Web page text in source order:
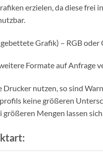
erzielen, da diese
Grafik) – RGB
Formate auf Anfrage
nutzen, so sind
keine größeren
Mengen lassen